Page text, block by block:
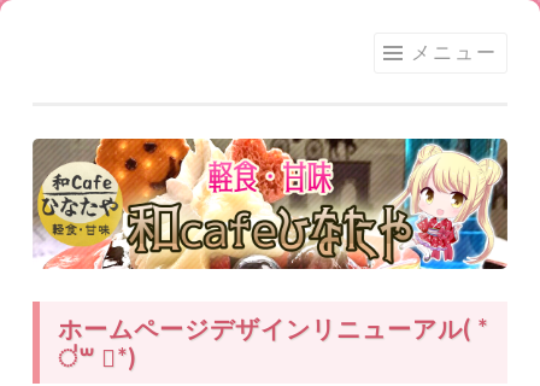
ン
ツ
へ
ス
キ
ッ
ひな
たや
メニュー
ホームページデザインリニューアル( *
॑꒳ ॑*)